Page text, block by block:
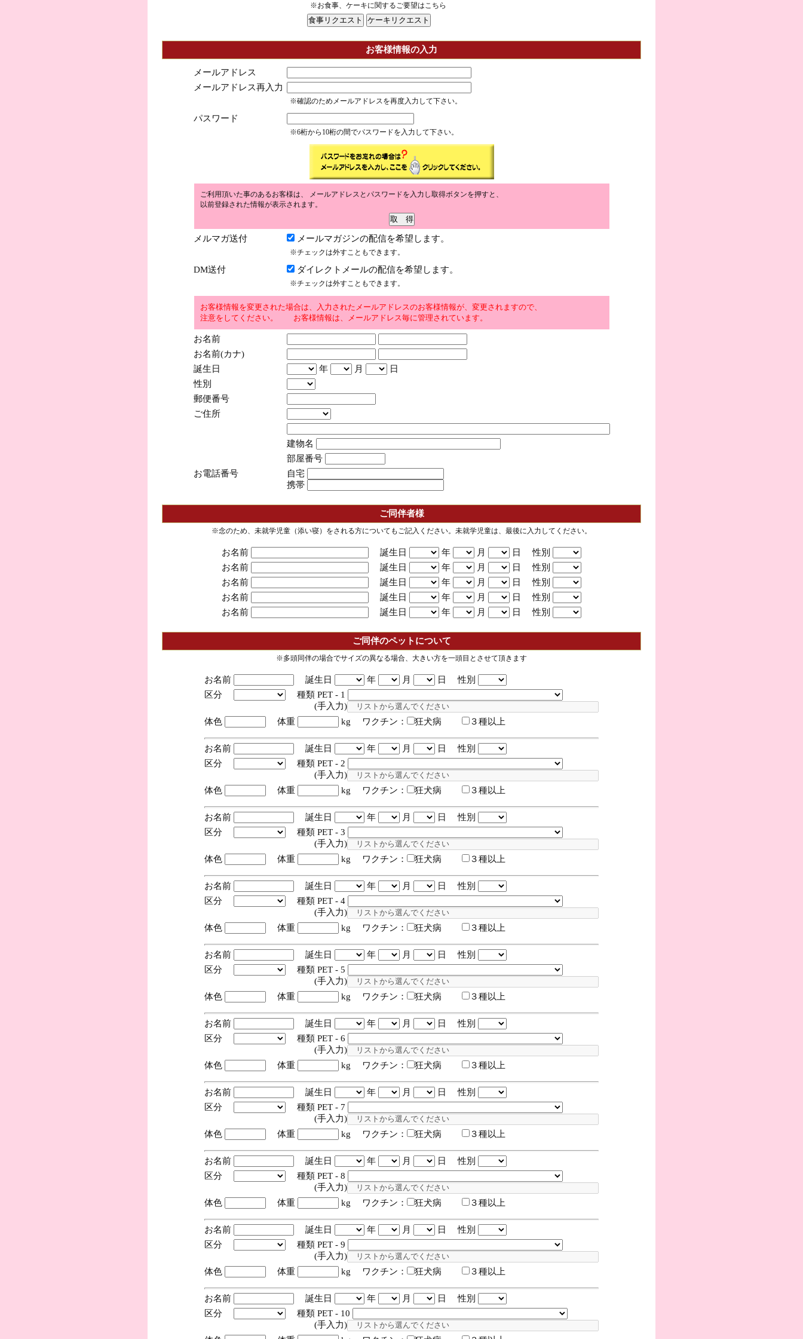
※お食事、ケーキに関するご要望はこちら
お客様情報の入力
メールアドレス
メールアドレス再入力
※確認のためメールアドレスを再度入力して下さい。
パスワード
※6桁から10桁の間でパスワードを入力して下さい。
ご利用頂いた事のあるお客様は、 メールアドレスとパスワードを入力し取得ボタンを押すと、
以前登録された情報が表示されます。
メルマガ送付 メールマガジンの配信を希望します。
※チェックは外すこともできます。
DM送付 ダイレクトメールの配信を希望します。
※チェックは外すこともできます。
お客様情報を変更された場合は、入力されたメールアドレスのお客様情報が、変更されますので、
注意をしてください。 お客様情報は、メールアドレス毎に管理されています。
お名前
お名前(カナ)
誕生日
年 月
日
性別
郵便番号
ご住所
建物名
部屋番号
お電話番号
自宅
携帯
ご同伴者様
※念のため、未就学児童（添い寝）をされる方についてもご記入ください。未就学児童は、最後に入力してください。
お名前 誕生日 年 月
日 性別
お名前
誕生日 年 月
日 性別
お名前
誕生日 年 月
日 性別
お名前
誕生日 年 月
日 性別
お名前
誕生日 年 月 日 性別
ご同伴のペットについて
※多頭同伴の場合でサイズの異なる場合、大きい方を一頭目とさせて頂きます
お名前 誕生日 年 月
日 性別
区分
種類 PET - 1
(手入力)
体色
体重 kg ワクチン： 狂犬病 ３種以上
お名前 誕生日 年 月
日 性別
区分
種類 PET - 2
(手入力)
体色
体重 kg ワクチン： 狂犬病 ３種以上
お名前 誕生日 年 月
日 性別
区分
種類 PET - 3
(手入力)
体色
体重 kg ワクチン： 狂犬病 ３種以上
お名前 誕生日 年 月
日 性別
区分
種類 PET - 4
(手入力)
体色
体重 kg ワクチン： 狂犬病 ３種以上
お名前 誕生日 年 月
日 性別
区分
種類 PET - 5
(手入力)
体色
体重 kg ワクチン： 狂犬病 ３種以上
お名前 誕生日 年 月
日 性別
区分
種類 PET - 6
(手入力)
体色
体重 kg ワクチン： 狂犬病 ３種以上
お名前 誕生日 年 月
日 性別
区分
種類 PET - 7
(手入力)
体色
体重 kg ワクチン： 狂犬病 ３種以上
お名前 誕生日 年 月
日 性別
区分
種類 PET - 8
(手入力)
体色
体重 kg ワクチン： 狂犬病 ３種以上
お名前 誕生日 年 月
日 性別
区分
種類 PET - 9
(手入力)
体色
体重 kg ワクチン： 狂犬病 ３種以上
お名前 誕生日 年 月
日 性別
区分
種類 PET - 10
(手入力)